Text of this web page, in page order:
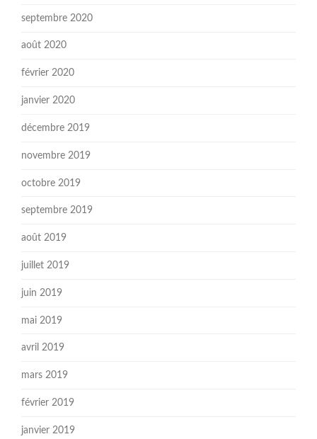
septembre 2020
août 2020
février 2020
janvier 2020
décembre 2019
novembre 2019
octobre 2019
septembre 2019
août 2019
juillet 2019
juin 2019
mai 2019
avril 2019
mars 2019
février 2019
janvier 2019